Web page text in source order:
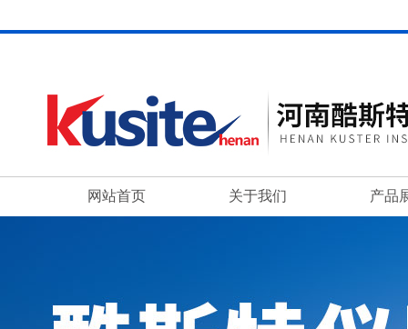
网站首页 关于我们 产品